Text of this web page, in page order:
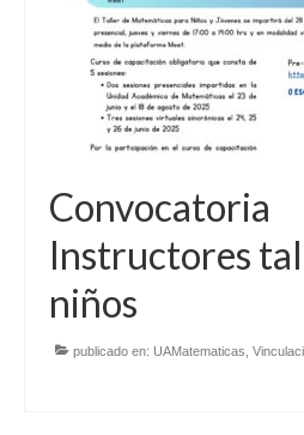
Convocatoria
Instructores
niños
publicado en: UAMatematicas